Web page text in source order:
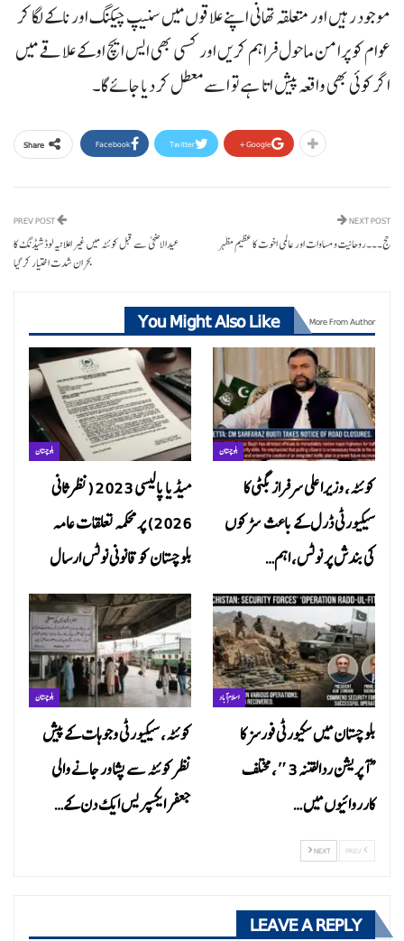
موجود رہیں اور متعلقہ تھانی اپنے علاقوں میں سنیپ چیکنگ اور ناکے لگا کر
عوام کو پرامن ماحول فراہم کریں اور کسی بھی ایس ایچ او کے علاقے میں
اگر کوئی بھی واقعہ پیش اتا ہے تو اسے معطل کر دیا جائے گا۔
Share Facebook Twitter Google+
عیدالاضحی سے قبل کوئٹہ میں غیر اعلانیہ لوڈشیڈنگ کا
بحران شدت اختیار کر گیا
NEXT POST
حج۔۔۔روحانیت و مساوات اور عالمی اخوت کا عظیم مظہر
You Might Also Like More From Author
بلوچستان
میڈیا پالیسی 2023 (نظرثانی
2026) پر محکمہ تعلقات عامہ
بلوچستان کو قانونی نوٹس ارسال
بلوچستان
کوئٹہ، وزیراعلی سرفراز بگٹی کا
سیکیورٹی ڈرل کے باعث سڑکوں
کی بندش پر نوٹس، اہم…
بلوچستان
کوئٹہ، سیکیورٹی وجوہات کے پیش
نظر کوئٹہ سے پشاور جانے والی
جعفر ایکسپریس ایک دن کے…
اسلام آباد
بلوچستان میں سکیورٹی فورسز کا
“آپریشن ردالفتنہ 3″، مختلف
کارروائیوں میں…
NEXT
LEAVE A REPLY